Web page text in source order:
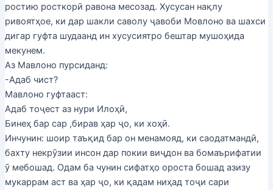
ростию росткорӣ равона месозад. Хусусан нақлу
ривоятҳое, ки дар шакли саволу ҷавоби Мовлоно ва шахси
дигар гуфта шудаанд ин хусусиятро бештар мушоҳида
мекунем.
Аз Мавлоно пурсиданд:
-Адаб чист?
Мавлоно гуфтааст:
Адаб тоҷест аз нури Илоҳӣ,
Бинеҳ бар сар ,бирав ҳар ҷо, ки хоҳӣ.
Инчунин: шоир таъқид бар он менамояд, ки саодатмандӣ,
бахту некрӯзии инсон дар покии виҷдон ва бомаърифатии
ӯ мебошад. Одам ба чунин сифатҳо ороста бошад азизу
мукаррам аст ва ҳар ҷо, ки қадам ниҳад тоҷи сари